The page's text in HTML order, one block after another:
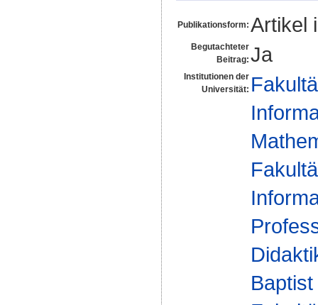
Publikationsform: Artikel
Begutachteter
Beitrag: Ja
Institutionen der
Universität:
Baptist